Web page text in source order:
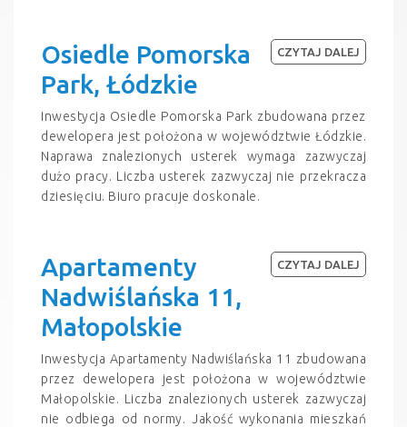
Osiedle Pomorska
Park, Łódzkie
Inwestycja Osiedle Pomorska Park zbudowana przez
dewelopera jest położona w województwie Łódzkie.
Naprawa znalezionych usterek wymaga zazwyczaj
dużo pracy. Liczba usterek zazwyczaj nie przekracza
dziesięciu. Biuro pracuje doskonale.
CZYTAJ DALEJ
Apartamenty
Nadwiślańska 11,
Małopolskie
Inwestycja Apartamenty Nadwiślańska 11 zbudowana
przez dewelopera jest położona w województwie
Małopolskie. Liczba znalezionych usterek zazwyczaj
nie odbiega od normy. Jakość wykonania mieszkań
CZYTAJ DALEJ